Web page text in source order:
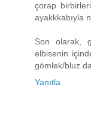
çorap
ayakkkabıyla
Son olarak,
elbisenin
gömlek/bluz
Yanıtla